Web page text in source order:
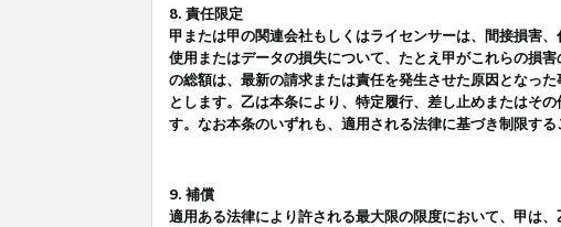
8. 責任限定
甲または甲の関連会社もしくはライセンサーは、間接損害
使用またはデータの損失について、たとえ甲がこれらの損
の総額は、最新の請求または責任を発生させた原因となっ
とします。乙は本条により、特定履行、差し止めまたはそ
す。なお本条のいずれも、適用される法律に基づき制限す
9. 補償
適用ある法律により許される最大限の限度において、甲は